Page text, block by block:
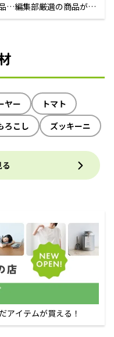
…編集部厳選の商品が買
ヤー
トマト
ろこし ズッキーニ
アイテムが買える！